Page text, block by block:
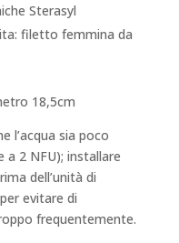
Sterasyl
filetto femmina da
18,5cm
l’acqua sia poco
2 NFU); installare
dell’unità di
evitare di
frequentemente.